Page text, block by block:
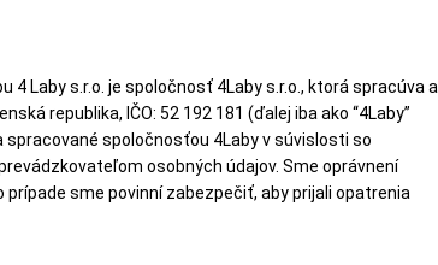
Laby s.r.o. je spoločnosť 4Laby s.r.o., ktorá spracúva a
republika, IČO: 52 192 181 (ďalej iba ako “4Laby”
spracované spoločnosťou 4Laby v súvislosti so
osobných údajov. Sme oprávnení
sme povinní zabezpečiť, aby prijali opatrenia